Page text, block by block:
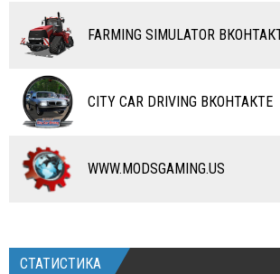
RC ТРАНСПОРТ
КАРТЫ
ЧИТЫ
ПРОГРАММЫ
РАЗНОЕ
FARMING SIMULATOR
CITY CAR DRIVING ВКОНТАКТЕ
WWW.MODSGAMING.US
СТАТИСТИКА